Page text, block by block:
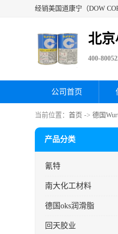
北
400-
公司首页
当前位置： 首页 -> 德国
产品分类
氰特
南大化工材料
德国oks润滑脂
回天胶业